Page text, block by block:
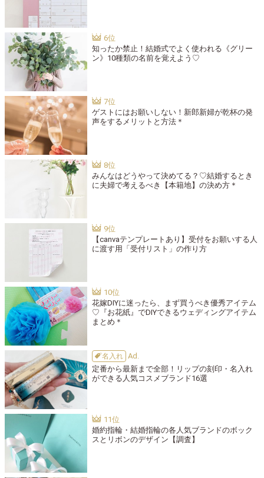
知ったか禁止！結婚式でよく使われる《グリー
ン》10種類の名前を覚えよう♡
ゲストにはお願いしない！新郎新婦が乾杯の発
声をするメリットと方法＊
みんなはどうやって決めてる？♡結婚するとき
に夫婦で考えるべき【本籍地】の決め方＊
【canvaテンプレートあり】受付をお願いする人
に渡す用「受付リスト」の作り方
花嫁DIYに迷ったら、まず買うべき優秀アイテム
♡『お花紙』でDIYできるウェディングアイテム
まとめ＊
名入れ
定番から最新まで全部！リップの刻印・名入れ
ができる人気コスメブランド16選
婚約指輪・結婚指輪の各人気ブランドのボック
スとリボンのデザイン【調査】